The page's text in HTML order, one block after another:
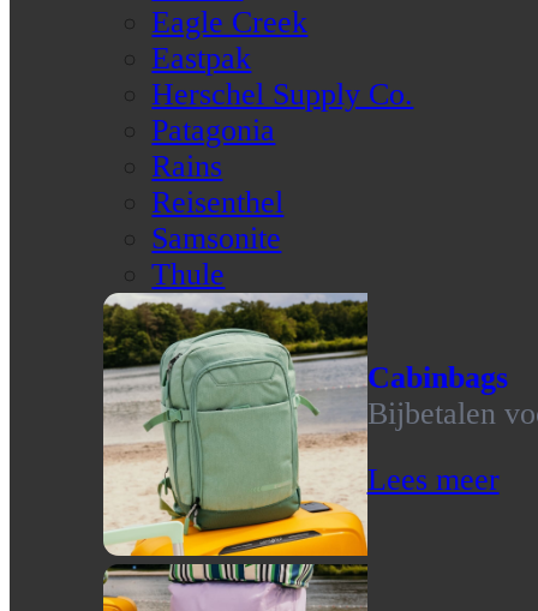
Eagle Creek
Eastpak
Herschel Supply Co.
Patagonia
Rains
Reisenthel
Samsonite
Thule
Cabinbags
Bijbetalen
Lees meer